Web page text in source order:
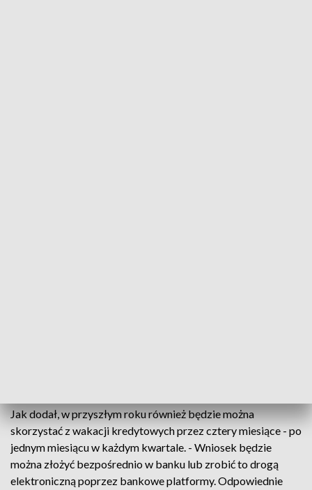
Jak dodał, w przyszłym roku również będzie można
skorzystać z wakacji kredytowych przez cztery miesiące - po
jednym miesiącu w każdym kwartale. - Wniosek będzie
można złożyć bezpośrednio w banku lub zrobić to drogą
elektroniczną poprzez bankowe platformy. Odpowiednie